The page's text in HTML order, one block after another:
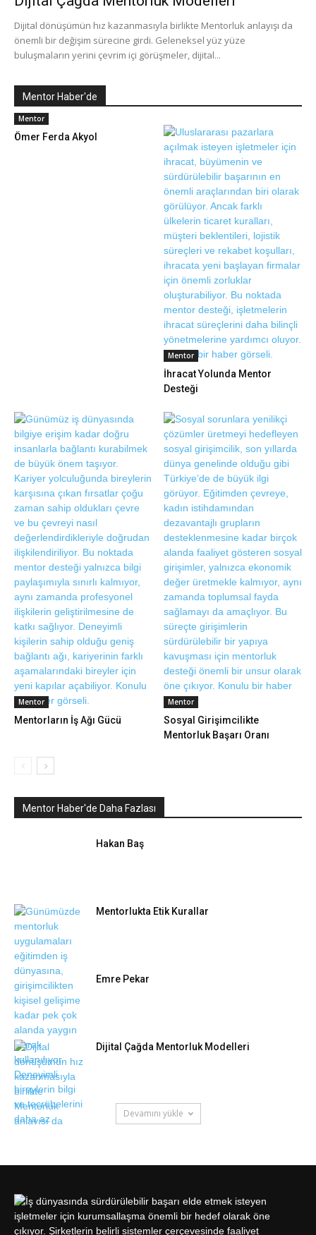
Dijital dönüşümün hız kazanmasıyla birlikte Mentorluk anlayışı da
önemli bir değişim sürecine girdi. Geleneksel yüz yüze
buluşmaların yerini çevrim içi görüşmeler, dijital...
Mentor Haber'de
Mentor
Ömer Ferda Akyol
Mentor
İhracat Yolunda Mentor
Desteği
Mentor
Mentorların İş Ağı Gücü
Mentor
Sosyal Girişimcilikte
Mentorluk Başarı Oranı
Mentor Haber'de Daha Fazlası
Hakan Baş
Mentorlukta Etik Kurallar
Emre Pekar
Dijital Çağda Mentorluk Modelleri
Devamını yükle